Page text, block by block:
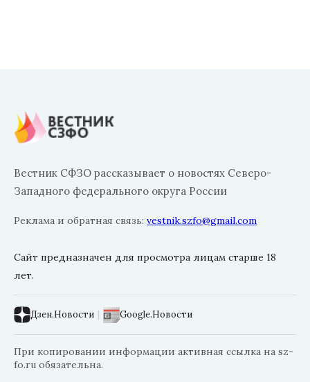
Вестник СФЗО рассказывает о новостях Северо-
Западного федерального округа России
Реклама и обратная связь: vestnik.szfo@gmail.com
Сайт предназначен для просмотра лицам старше 18
лет.
Дзен.Новости | Google.Новости
При копировании информации активная ссылка на sz-
fo.ru обязательна.